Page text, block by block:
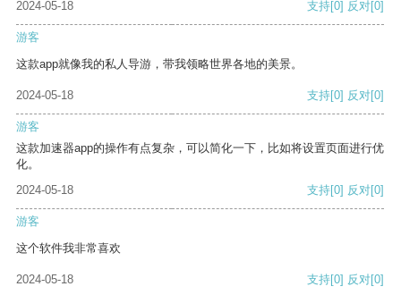
2024-05-18 支持[0] 反对[0]
游客
这款app就像我的私人导游，带我领略世界各地的美景。
2024-05-18 支持[0] 反对[0]
游客
这款加速器app的操作有点复杂，可以简化一下，比如将设置页面进行优
化。
2024-05-18
支持[0] 反对[0]
游客
这个软件我非常喜欢
2024-05-18 支持[0] 反对[0]